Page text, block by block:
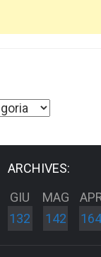
ARCHIVES:
GIU
132
MAG
142
164